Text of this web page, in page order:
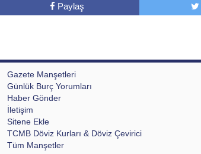
Paylaş
Gazete Manşetleri
Günlük Burç Yorumları
Haber Gönder
İletişim
Sitene Ekle
TCMB Döviz Kurları & Döviz Çevirici
Tüm Manşetler